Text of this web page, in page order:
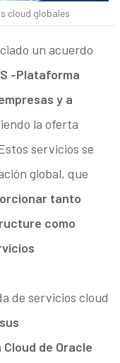
cloud globales
un acuerdo
-Plataforma
y a
la oferta
servicios se
global, que
tanto
como
de servicios cloud
de Oracle